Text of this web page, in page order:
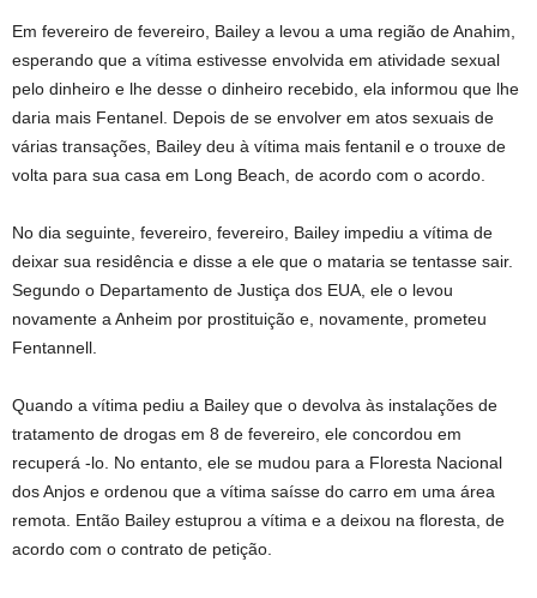
Em fevereiro de fevereiro, Bailey a levou a uma região de Anahim,
esperando que a vítima estivesse envolvida em atividade sexual
pelo dinheiro e lhe desse o dinheiro recebido, ela informou que lhe
daria mais Fentanel. Depois de se envolver em atos sexuais de
várias transações, Bailey deu à vítima mais fentanil e o trouxe de
volta para sua casa em Long Beach, de acordo com o acordo.
No dia seguinte, fevereiro, fevereiro, Bailey impediu a vítima de
deixar sua residência e disse a ele que o mataria se tentasse sair.
Segundo o Departamento de Justiça dos EUA, ele o levou
novamente a Anheim por prostituição e, novamente, prometeu
Fentannell.
Quando a vítima pediu a Bailey que o devolva às instalações de
tratamento de drogas em 8 de fevereiro, ele concordou em
recuperá -lo. No entanto, ele se mudou para a Floresta Nacional
dos Anjos e ordenou que a vítima saísse do carro em uma área
remota. Então Bailey estuprou a vítima e a deixou na floresta, de
acordo com o contrato de petição.